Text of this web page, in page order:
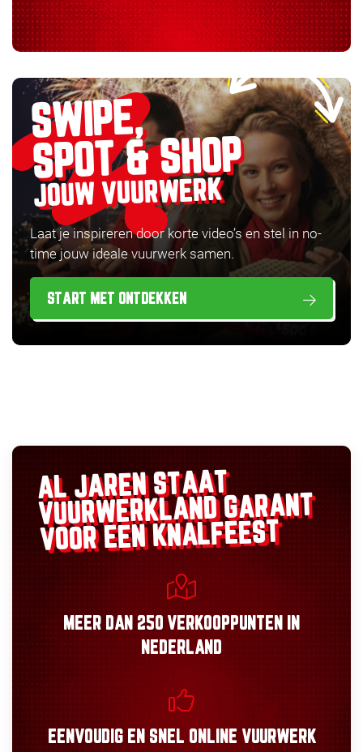
SWIPE,
SPOT & SHOP
JOUW VUURWERK
Laat je inspireren door korte video’s en stel in no-
time jouw ideale vuurwerk samen.
START MET ONTDEKKEN
AL JAREN STAAT
VUURWERKLANDGARANT
VOOR EEN KNALFEEST
MEER DAN 250 VERKOOPPUNTEN
IN
NEDERLAND
EENVOUDIGEN SNEL ONLINE VUURWERK